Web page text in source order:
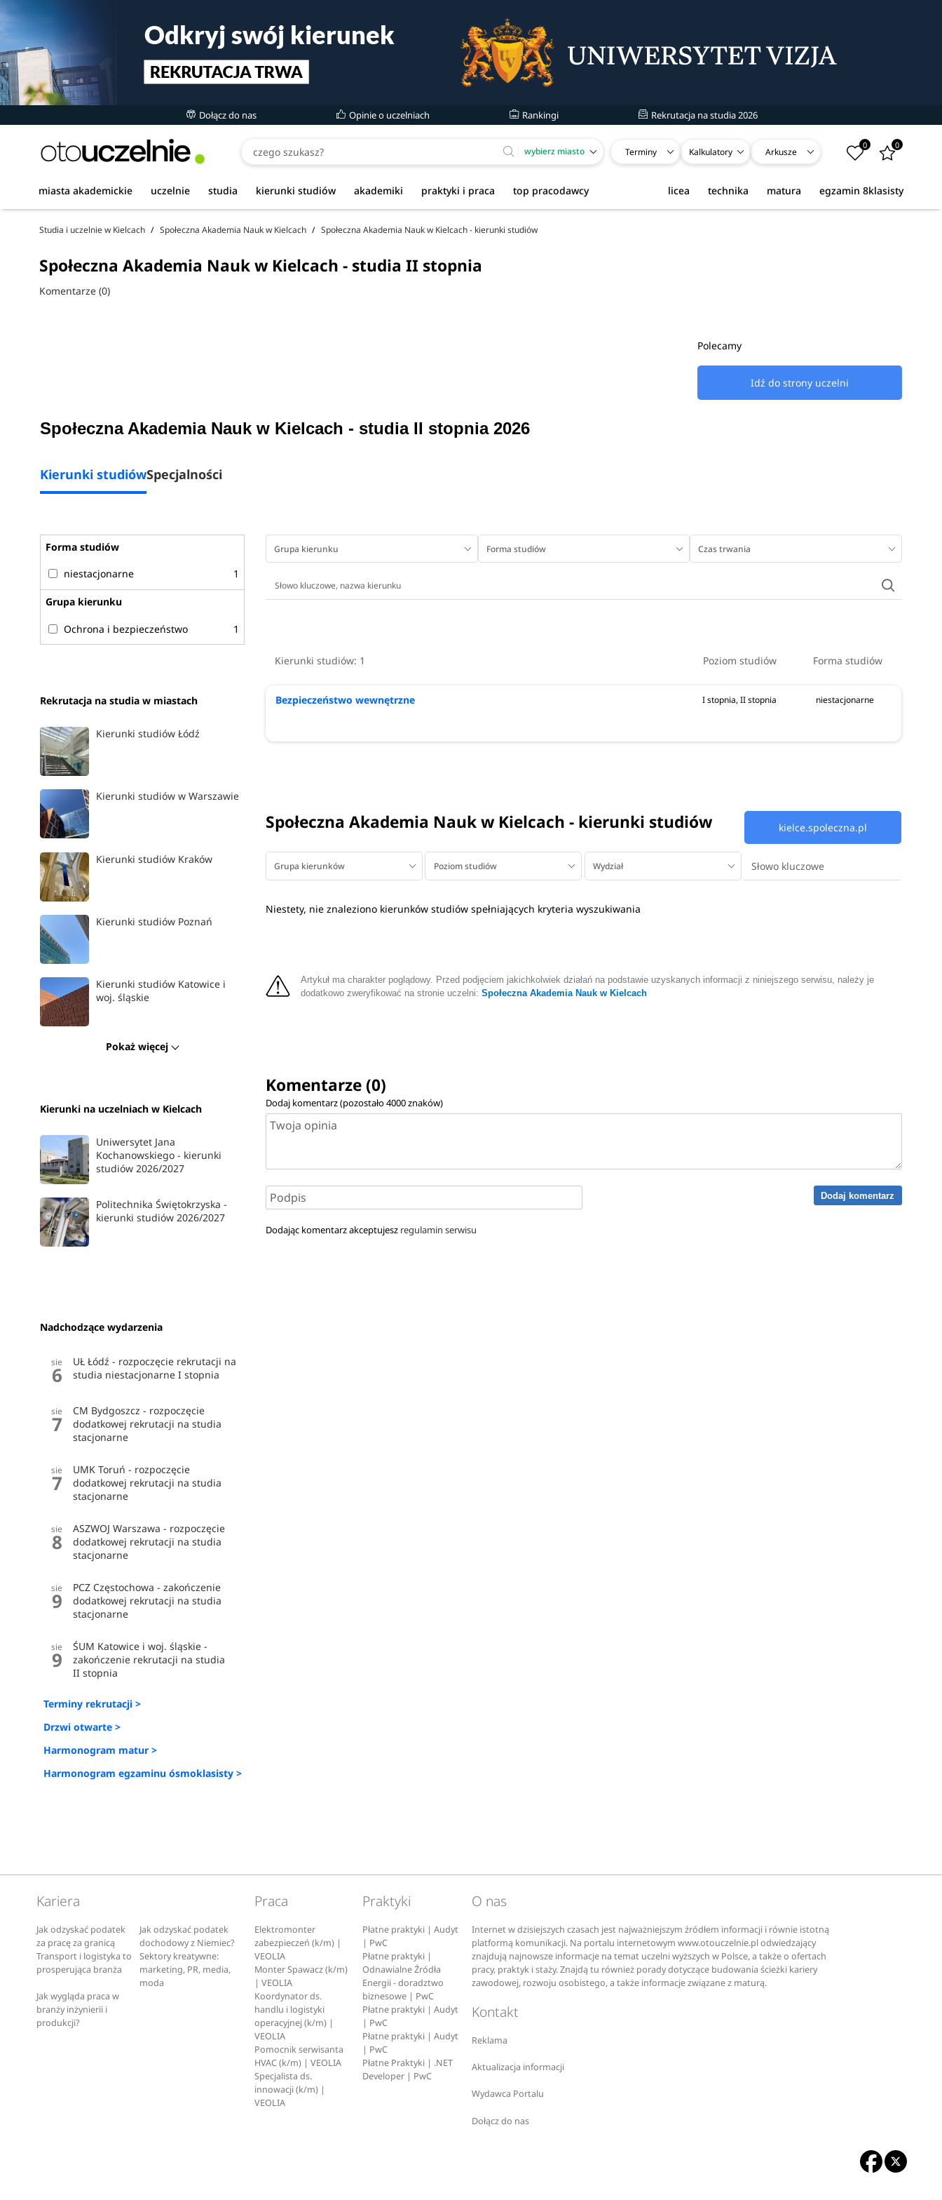
Dołącz do nas Opinie o uczelniach Rankingi Rekrutacja na studia 2026
wybierz miasto Terminy Kalkulatory Arkusze
0 0
miasta akademickie uczelnie studia kierunki studiów akademiki praktyki i praca top pracodawcy egzamin 8klasisty
matura
technika
licea
Studia i uczelnie w Kielcach Społeczna Akademia Nauk w Kielcach Społeczna Akademia Nauk w Kielcach - kierunki studiów
Społeczna Akademia Nauk w Kielcach - studia II stopnia
Komentarze (0)
Polecamy
Idź do strony uczelni
Społeczna Akademia Nauk w Kielcach - studia II stopnia 2026
Kierunki studiówSpecjalności
Forma studiów
niestacjonarne 1
Grupa kierunku
Ochrona i bezpieczeństwo 1
Rekrutacja na studia w miastach
Kierunki studiów Łódź
Kierunki studiów w Warszawie
Kierunki studiów Kraków
Kierunki studiów Poznań
Kierunki studiów Katowice i
woj. śląskie
Pokaż więcej
Kierunki na uczelniach w Kielcach
Uniwersytet Jana
Kochanowskiego - kierunki
studiów 2026/2027
Politechnika Świętokrzyska -
kierunki studiów 2026/2027
Nadchodzące wydarzenia
sie
6
UŁ Łódź - rozpoczęcie rekrutacji na
studia niestacjonarne I stopnia
sie
7
CM Bydgoszcz - rozpoczęcie
dodatkowej rekrutacji na studia
stacjonarne
sie
7
UMK Toruń - rozpoczęcie
dodatkowej rekrutacji na studia
stacjonarne
sie
8
ASZWOJ Warszawa - rozpoczęcie
dodatkowej rekrutacji na studia
stacjonarne
sie
9
PCZ Częstochowa - zakończenie
dodatkowej rekrutacji na studia
stacjonarne
sie
9
ŚUM Katowice i woj. śląskie -
zakończenie rekrutacji na studia
II stopnia
Terminy rekrutacji >
Drzwi otwarte >
Harmonogram matur >
Harmonogram egzaminu ósmoklasisty >
Grupa kierunku Forma studiów Czas trwania
Kierunki studiów: 1 Poziom studiów Forma studiów
Bezpieczeństwo wewnętrzne I stopnia, II stopnia niestacjonarne
Społeczna Akademia Nauk w Kielcach - kierunki studiów kielce.spoleczna.pl
Grupa kierunków Poziom studiów Wydział
Niestety, nie znaleziono kierunków studiów spełniających kryteria wyszukiwania
Artykuł ma charakter poglądowy. Przed podjęciem jakichkolwiek działań na podstawie uzyskanych informacji z niniejszego serwisu, należy je
dodatkowo zweryfikować na stronie uczelni:Społeczna Akademia Nauk w Kielcach
Komentarze (0)
Dodaj komentarz (pozostało4000znaków)
Dodając komentarz akceptujesz regulamin serwisu
Dodaj komentarz
Kariera
Jak odzyskać podatek
za pracę za granicą
Jak odzyskać podatek
dochodowy z Niemiec?
Transport i logistyka to
prosperująca branża
Sektory kreatywne:
marketing, PR, media,
moda
Jak wygląda praca w
branży inżynierii i
produkcji?
Praca
Elektromonter
zabezpieczeń (k/m) |
VEOLIA
Monter Spawacz (k/m)
| VEOLIA
Koordynator ds.
handlu i logistyki
operacyjnej (k/m) |
VEOLIA
Pomocnik serwisanta
HVAC (k/m) | VEOLIA
Specjalista ds.
innowacji (k/m) |
VEOLIA
Praktyki
Płatne praktyki | Audyt
| PwC
Płatne praktyki |
Odnawialne Źródła
Energii - doradztwo
biznesowe | PwC
Płatne praktyki | Audyt
| PwC
Płatne praktyki | Audyt
| PwC
Płatne Praktyki | .NET
Developer | PwC
O nas
Internet w dzisiejszych czasach jest najważniejszym źródłem informacji i równie istotną
platformą komunikacji. Na portalu internetowym www.otouczelnie.pl odwiedzający
znajdują najnowsze informacje na temat uczelni wyższych w Polsce, a także o ofertach
pracy, praktyk i staży. Znajdą tu również porady dotyczące budowania ścieżki kariery
zawodowej, rozwoju osobistego, a także informacje związane z maturą.
Kontakt
Reklama
Aktualizacja informacji
Wydawca Portalu
Dołącz do nas